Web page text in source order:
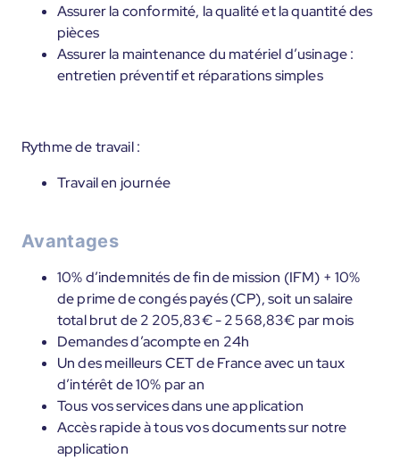
Assurer la conformité, la qualité et la quantité des
pièces
Assurer la maintenance du matériel d’usinage :
entretien préventif et réparations simples
Rythme de travail :
Travail en journée
Avantages
10% d’indemnités de fin de mission (IFM) + 10%
de prime de congés payés (CP), soit un salaire
total brut de 2 205,83€ - 2 568,83€ par mois
Demandes d’acompte en 24h
Un des meilleurs CET de France avec un taux
d’intérêt de 10% par an
Tous vos services dans une application
Accès rapide à tous vos documents sur notre
application